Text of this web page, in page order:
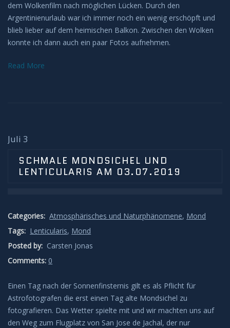
Sonne
Weißlicht
Saturn
Venus
Deep Sky
Kometen
dem Wolkenfilm nach möglichen Lücken. Durch den
Argentinienurlaub war ich immer noch ein wenig erschöpft und
blieb lieber auf dem heimischen Balkon. Zwischen den Wolken
konnte ich dann auch ein paar Fotos aufnehmen.
Read More
Juli 3
SCHMALE MONDSICHEL UND
LENTICULARIS AM 03.07.2019
Categories: Atmosphärisches und Naturphänomene, Mond
Tags: Lenticularis, Mond
Posted by: Carsten Jonas
Comments: 0
Einen Tag nach der Sonnenfinsternis gilt es als Pflicht für
Astrofotografen die erst einen Tag alte Mondsichel zu
fotografieren. Das Wetter spielte mit und wir machten uns auf
den Weg zum Flugplatz von San Jose de Jachal, der nur